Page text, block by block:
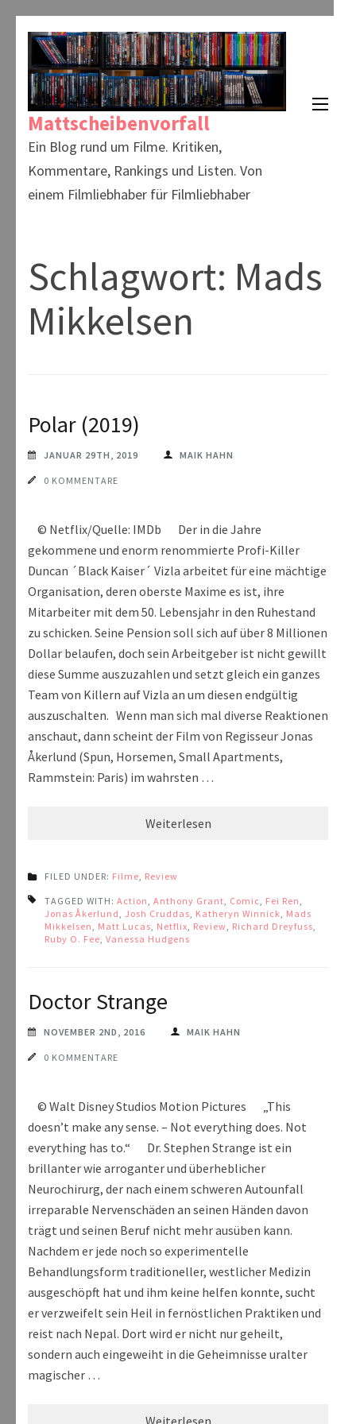
springen
(Enter
drücken)
Mattscheibenvorfall
Ein Blog rund um Filme. Kritiken,
Kommentare, Rankings und Listen. Von
einem Filmliebhaber für Filmliebhaber
Schlagwort: Mads
Mikkelsen
Polar (2019)
JANUAR 29TH, 2019 MAIK HAHN
0 KOMMENTARE
© Netflix/Quelle: IMDb Der in die Jahre
gekommene und enorm renommierte Profi-Killer
Duncan ´Black Kaiser´ Vizla arbeitet für eine mächtige
Organisation, deren oberste Maxime es ist, ihre
Mitarbeiter mit dem 50. Lebensjahr in den Ruhestand
zu schicken. Seine Pension soll sich auf über 8 Millionen
Dollar belaufen, doch sein Arbeitgeber ist nicht gewillt
diese Summe auszuzahlen und setzt gleich ein ganzes
Team von Killern auf Vizla an um diesen endgültig
auszuschalten. Wenn man sich mal diverse Reaktionen
anschaut, dann scheint der Film von Regisseur Jonas
Åkerlund (Spun, Horsemen, Small Apartments,
Rammstein: Paris) im wahrsten …
Weiterlesen
FILED UNDER: Filme Review
TAGGED WITH: Action Anthony Grant Comic Fei Ren
Jonas Åkerlund
Josh Cruddas Katheryn Winnick
Mads
Mikkelsen
Matt Lucas Netflix Review Richard Dreyfuss
Ruby O. Fee Vanessa Hudgens
Doctor Strange
NOVEMBER 2ND, 2016 MAIK HAHN
0 KOMMENTARE
© Walt Disney Studios Motion Pictures „This
doesn’t make any sense. – Not everything does. Not
everything has to.“ Dr. Stephen Strange ist ein
brillanter wie arroganter und überheblicher
Neurochirurg, der nach einem schweren Autounfall
irreparable Nervenschäden an seinen Händen davon
trägt und seinen Beruf nicht mehr ausüben kann.
Nachdem er jede noch so experimentelle
Behandlungsform traditioneller, westlicher Medizin
ausgeschöpft hat und ihm keine helfen konnte, sucht
er verzweifelt sein Heil in fernöstlichen Praktiken und
reist nach Nepal. Dort wird er nicht nur geheilt,
sondern auch eingeweiht in die Geheimnisse uralter
magischer …
Weiterlesen